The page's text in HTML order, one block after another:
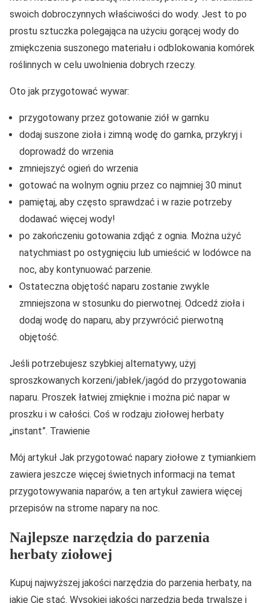
swoich dobroczynnych właściwości do wody. Jest to po
prostu sztuczka polegająca na użyciu gorącej wody do
zmiękczenia suszonego materiału i odblokowania komórek
roślinnych w celu uwolnienia dobrych rzeczy.
Oto jak przygotować wywar:
przygotowany przez gotowanie ziół w garnku
dodaj suszone zioła i zimną wodę do garnka, przykryj i
doprowadź do wrzenia
zmniejszyć ogień do wrzenia
gotować na wolnym ogniu przez co najmniej 30 minut
pamiętaj, aby często sprawdzać i w razie potrzeby
dodawać więcej wody!
po zakończeniu gotowania zdjąć z ognia. Można użyć
natychmiast po ostygnięciu lub umieścić w lodówce na
noc, aby kontynuować parzenie.
Ostateczna objętość naparu zostanie zwykle
zmniejszona w stosunku do pierwotnej. Odcedź zioła i
dodaj wodę do naparu, aby przywrócić pierwotną
objętość.
Jeśli potrzebujesz szybkiej alternatywy, użyj
sproszkowanych korzeni/jabłek/jagód do przygotowania
naparu. Proszek łatwiej zmięknie i można pić napar w
proszku i w całości. Coś w rodzaju ziołowej herbaty
„instant”. Trawienie
Mój artykuł Jak przygotować napary ziołowe z tymiankiem
zawiera jeszcze więcej świetnych informacji na temat
przygotowywania naparów, a ten artykuł zawiera więcej
przepisów na strome napary na noc.
Najlepsze narzędzia do parzenia
herbaty ziołowej
Kupuj najwyższej jakości narzędzia do parzenia herbaty, na
jakie Cię stać. Wysokiej jakości narzędzia będą trwalsze i